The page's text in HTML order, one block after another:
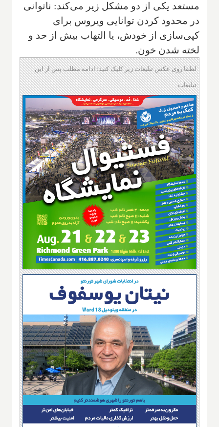
مستعد یکی از دو مشکل زیر می‌کند: ناتوانی
در محدود کردن توانایی ویروس برای
کپی‌سازی از خودش، یا التهاب بیش از حد و
لخته شدن خون.
لطفا روی عکس تبلیغات زیر کلیک کنید؛ ادامه مطلب پس از این
تبلیغات